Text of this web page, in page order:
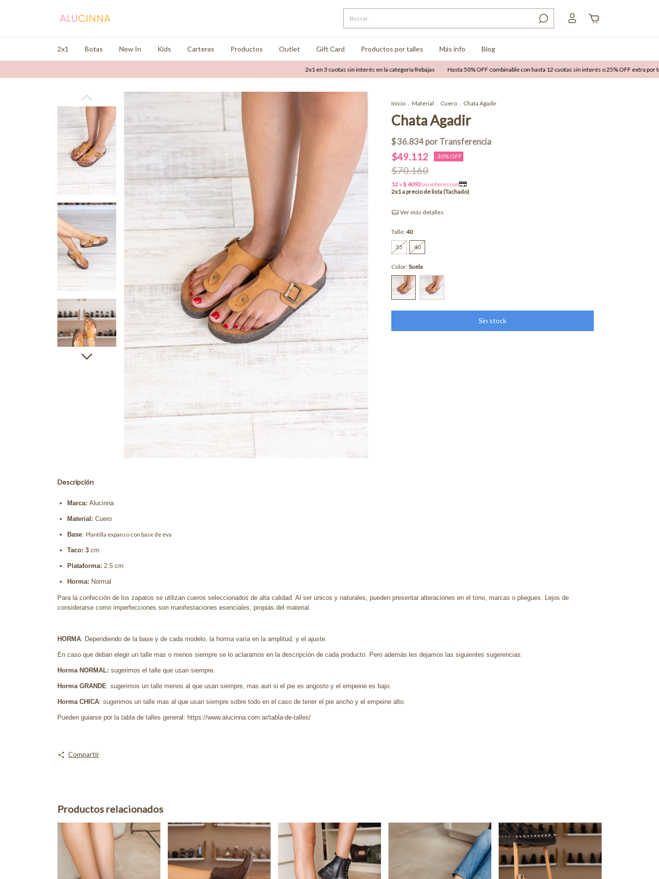
2x1 Botas New In Kids Carteras Productos Outlet Gift Card Productos por talles Más info Blog
2x1 en 3 cuotas sin interés en la categoría Rebajas Hasta 50% OFF combinable con hasta 12 cuotas sin interés o 25% OFF extra por
Inicio . Material . Cuero . Chata Agadir
Chata Agadir
$49.112 -30% OFF
$70.160
Ver más detalles
Talle:40
35 40
Color:Suela
Descripción
Marca: Alucinna
Material: Cuero
Base: Plantilla expanso con base de eva
Taco: 3 cm
Plataforma: 2.5 cm
Horma: Normal
Para la confección de los zapatos se utilizan cueros seleccionados de alta calidad. Al ser únicos y naturales, pueden presentar alteraciones en el tono, marcas o pliegues. Lejos de
considerarse como imperfecciones son manifestaciones esenciales, propias del material.
HORMA: Dependiendo de la base y de cada modelo, la horma varía en la amplitud, y el ajuste.
En caso que deban elegir un talle mas o menos siempre se lo aclaramos en la descripción de cada producto. Pero además les dejamos las siguientes sugerencias:
Horma NORMAL: sugerimos el talle que usan siempre.
Horma GRANDE: sugerimos un talle menos al que usan siempre, mas aun si el pie es angosto y el empeine es bajo.
Horma CHICA: sugerimos un talle mas al que usan siempre sobre todo en el caso de tener el pie ancho y el empeine alto.
Pueden guiarse por la tabla de talles general: https://www.alucinna.com.ar/tabla-de-talles/
Compartir
Productos relacionados